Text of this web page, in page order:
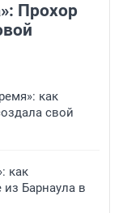
Прохор
как
свой
как
Барнаула в